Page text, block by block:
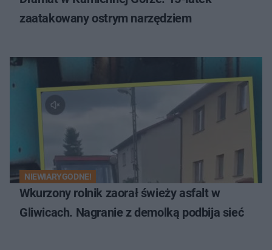
zaatakowany ostrym narzędziem
NIEWIARYGODNE!
Wkurzony rolnik zaorał świeży asfalt w
Gliwicach. Nagranie z demolką podbija sieć